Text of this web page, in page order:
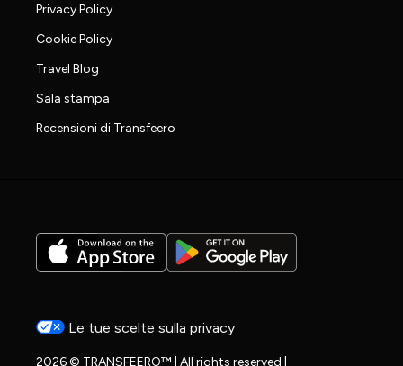
Privacy Policy
Cookie Policy
Travel Blog
Sala stampa
Recensioni di Transfeero
Le tue scelte sulla privacy
2026 © TRANSFEERO™ | All rights reserved |